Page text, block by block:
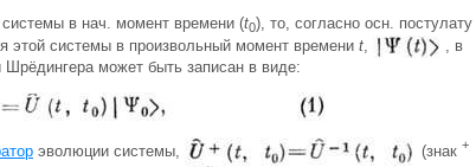
системы в нач. момент времени (t0), то, согласно осн. постулату
этой системы в произвольный момент времени t,
, в
Шрёдингера может быть записан в виде:
эволюции системы, (знак +